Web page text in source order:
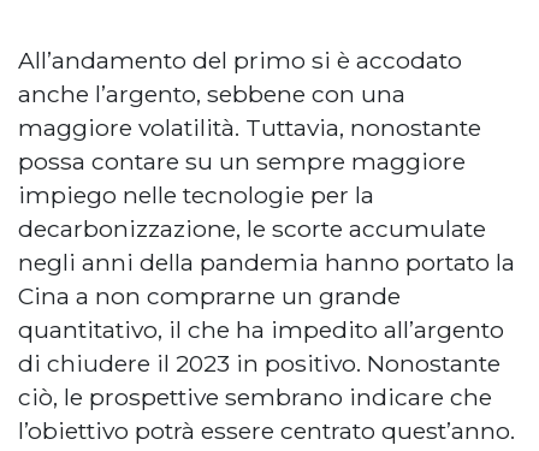
All’andamento del primo si è accodato
anche l’argento, sebbene con una
maggiore volatilità. Tuttavia, nonostante
possa contare su un sempre maggiore
impiego nelle tecnologie per la
decarbonizzazione, le scorte accumulate
negli anni della pandemia hanno portato la
Cina a non comprarne un grande
quantitativo, il che ha impedito all’argento
di chiudere il 2023 in positivo. Nonostante
ciò, le prospettive sembrano indicare che
l’obiettivo potrà essere centrato quest’anno.